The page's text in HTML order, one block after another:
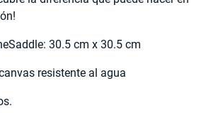
30.5 cm x 30.5 cm
resistente al agua